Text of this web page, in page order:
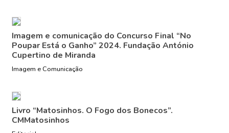
Imagem e comunicação do Concurso Final “No
Poupar Está o Ganho” 2024. Fundação António
Cupertino de Miranda
Imagem e Comunicação
Livro “Matosinhos. O Fogo dos Bonecos”.
CMMatosinhos